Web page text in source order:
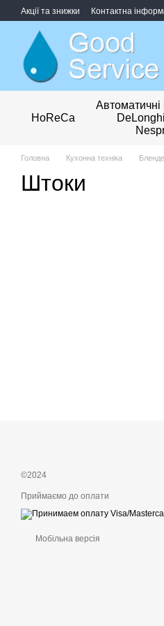
Перейти до основного контенту
Акції та знижки Контактна
HoReCa
Головна Кухонна техніка
Штоки
©2024
Приймаємо до оплати
Мобільна версія